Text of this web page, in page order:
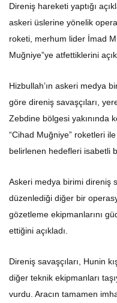
Direniş hareketi yaptığı
askeri üslerine yönelik
roketi, merhum lider İmad
Muğniye”ye atfettiklerini
Hizbullah’ın askeri medya
göre direniş savaşçıları,
Zebdine bölgesi yakınında
“Cihad Muğniye” roketleri
belirlenen hedefleri isabetli
Askeri medya birimi direniş
düzenlediği diğer bir
gözetleme ekipmanlarını
ettiğini açıkladı.
Direniş savaşçıları, Hunin
diğer teknik ekipmanları
vurdu. Aracın tamamen